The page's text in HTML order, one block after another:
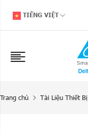
TIẾNG VIỆT
Trang chủ Tài Liệu Thiết Bị